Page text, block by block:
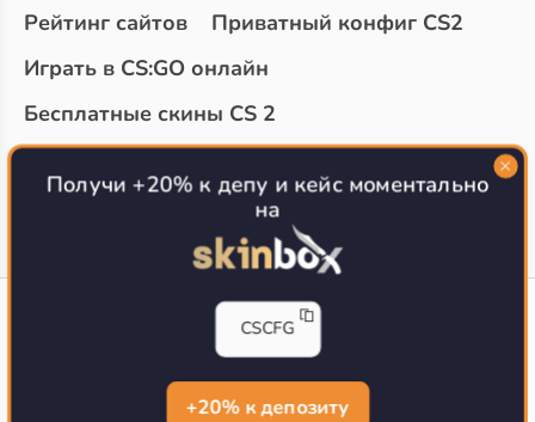
Рейтинг сайтов
Приватный конфиг CS2
Играть в CS:GO онлайн
Бесплатные скины CS 2
Топ сайтов с халявой КС 2
О проекте
CS-CONFIG.com © 2020-2026 г.
Политика конфиденциальности
Получи +20% к депу и кейс моментально
на
CSCFG
+20% к депозиту